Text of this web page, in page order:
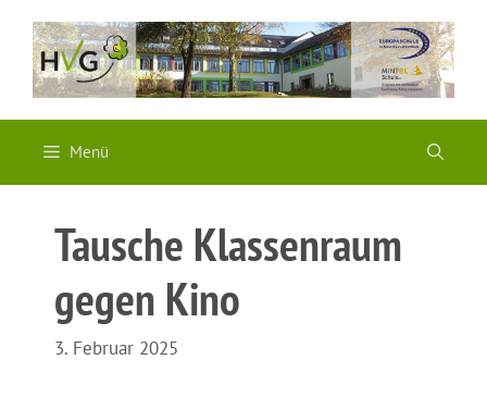
Inhalt
springen
Menü
Tausche Klassenraum
gegen Kino
3. Februar 2025